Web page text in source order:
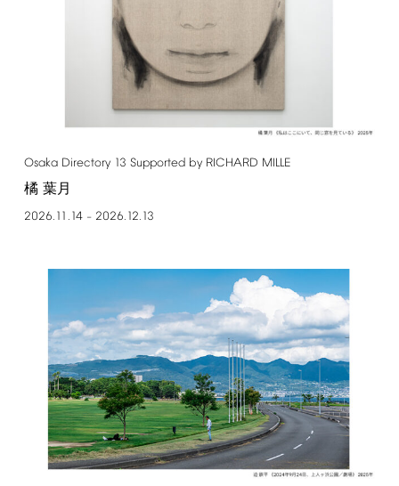
Osaka Directory 13 Supported by RICHARD MILLE
橘 葉月
2026.11.14– 2026.12.13